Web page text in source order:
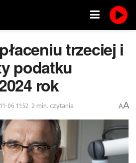
trzeciej i
podatku
rok
06 11:52 2 min. czytania AA